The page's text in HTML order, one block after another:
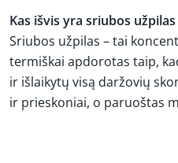
Kas išvis yra sriubos
Sriubos užpilas – tai
termiškai apdorotas taip,
ir išlaikytų visą daržovių
ir prieskoniai, o paruoštas